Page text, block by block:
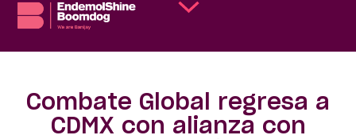
Combate Global regresa a
CDMX con alianza con